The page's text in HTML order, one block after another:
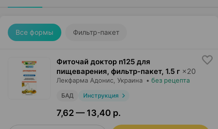
Все формы Фильтр-пакет
Фиточай доктор n125 для
пищеварения, фильтр-пакет, 1.5 г ×20
Лекфарма Адонис , Украина • без рецепта
БАД Инструкция
7,62 — 13,40 р.